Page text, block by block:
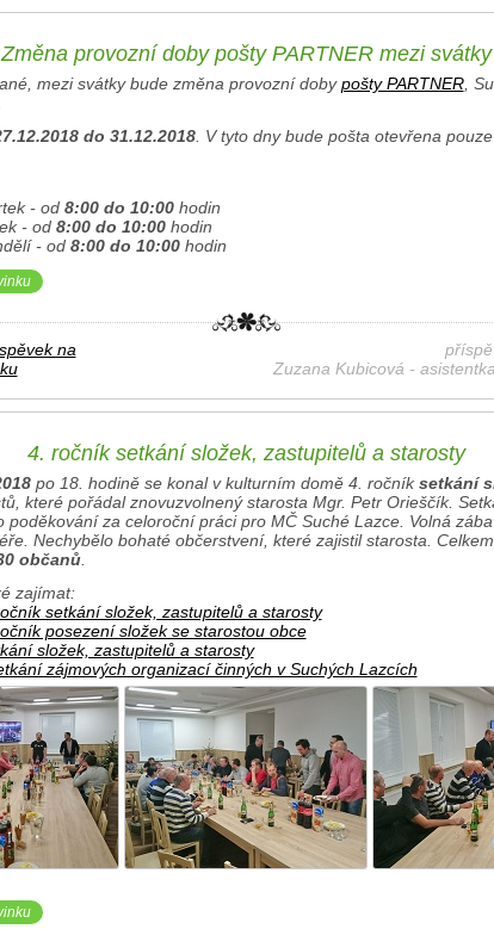
Změna provozní doby pošty PARTNER mezi svátky
mezi svátky bude změna provozní dobypošty PARTNER,
do 31.12.2018. V tyto dny bude pošta otevřena
- od 8:00 do 10:00hodin
- od 8:00 do 10:00hodin
- od 8:00 do 10:00hodin
na
Zuzana Kubicová -
4. ročník setkání složek, zastupitelů a starosty
po 18. hodině se konal v kulturním domě 4. ročníksetkání
které pořádal znovuzvolnený starosta Mgr. Petr Orieščík.
poděkování za celoroční práci pro MČ Suché Lazce. Volná
Nechybělo bohaté občerstvení, které zajistil starosta.
občanů.
zajímat:
setkání složek, zastupitelů a starosty
posezení složek se starostou obce
složek, zastupitelů a starosty
zájmových organizací činných v Suchých Lazcích